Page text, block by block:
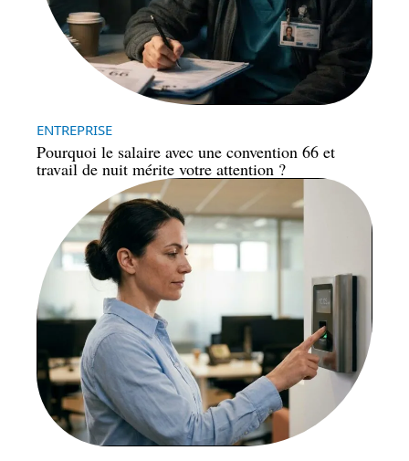
ENTREPRISE
Pourquoi le salaire avec une convention 66 et
travail de nuit mérite votre attention ?